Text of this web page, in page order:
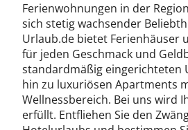
Ferienwohnungen in der
sich stetig wachsender
Urlaub.de bietet Ferienhäuser
für jeden Geschmack und
standardmäßig eingerichteten
hin zu luxuriösen Apartments
Wellnessbereich. Bei uns wird
erfüllt. Entfliehen Sie den